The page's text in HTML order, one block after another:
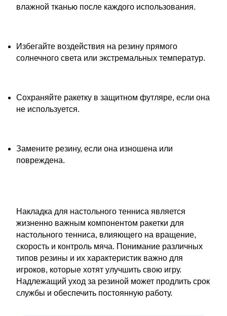
влажной тканью после каждого использования.
Избегайте воздействия на резину прямого
солнечного света или экстремальных температур.
Сохраняйте ракетку в защитном футляре, если она
не используется.
Замените резину, если она изношена или
повреждена.
Накладка для настольного тенниса является
жизненно важным компонентом ракетки для
настольного тенниса, влияющего на вращение,
скорость и контроль мяча. Понимание различных
типов резины и их характеристик важно для
игроков, которые хотят улучшить свою игру.
Надлежащий уход за резиной может продлить срок
службы и обеспечить постоянную работу.